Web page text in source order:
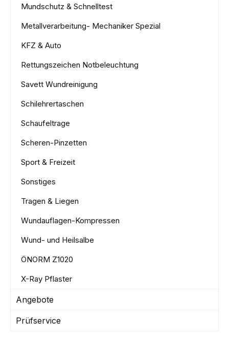
Mundschutz & Schnelltest
Metallverarbeitung- Mechaniker Spezial
KFZ & Auto
Rettungszeichen Notbeleuchtung
Savett Wundreinigung
Schilehrertaschen
Schaufeltrage
Scheren-Pinzetten
Sport & Freizeit
Sonstiges
Tragen & Liegen
Wundauflagen-Kompressen
Wund- und Heilsalbe
ÖNORM Z1020
X-Ray Pflaster
Angebote
Prüfservice